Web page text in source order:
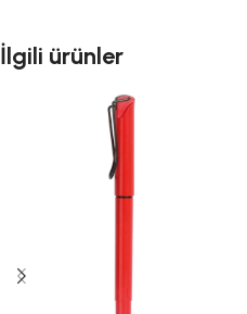
İlgili ürünler